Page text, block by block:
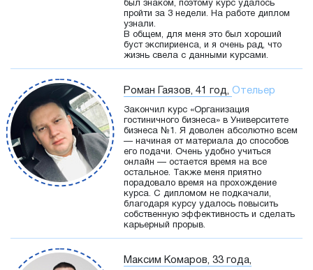
был знаком, поэтому курс удалось
пройти за 3 недели. На работе диплом
узнали.
В общем, для меня это был хороший
буст экспириенса, и я очень рад, что
жизнь свела с данными курсами.
Роман Гаязов, 41 год, Отельер
Закончил курс «Организация
гостиничного бизнеса» в Университете
бизнеса №1. Я доволен абсолютно всем
— начиная от материала до способов
его подачи. Очень удобно учиться
онлайн — остается время на все
остальное. Также меня приятно
порадовало время на прохождение
курса. С дипломом не подкачали,
благодаря курсу удалось повысить
собственную эффективность и сделать
карьерный прорыв.
Максим Комаров, 33 года,